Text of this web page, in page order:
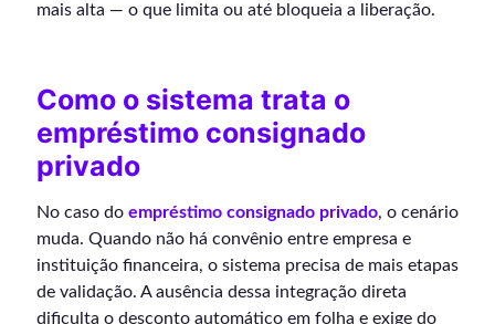
mais alta — o que limita ou até bloqueia a liberação.
Como o sistema trata o
empréstimo consignado
privado
No caso do empréstimo consignado privado, o cenário
muda. Quando não há convênio entre empresa e
instituição financeira, o sistema precisa de mais etapas
de validação. A ausência dessa integração direta
dificulta o desconto automático em folha e exige do